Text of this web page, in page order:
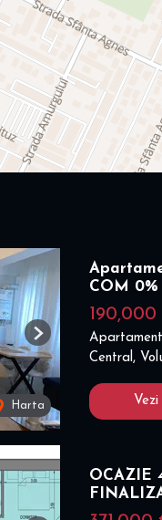
Harta
Next
COM 0%
190,000
Central,
OCAZIE